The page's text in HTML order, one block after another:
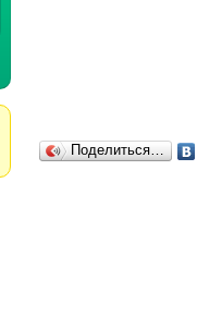
Поделиться…